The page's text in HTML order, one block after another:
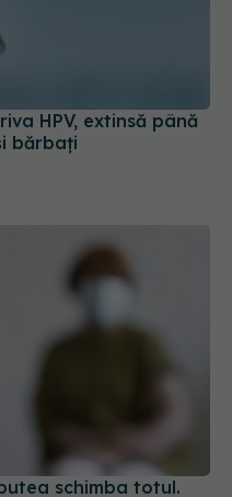
HPV, extinsă până
bărbați
schimba totul.